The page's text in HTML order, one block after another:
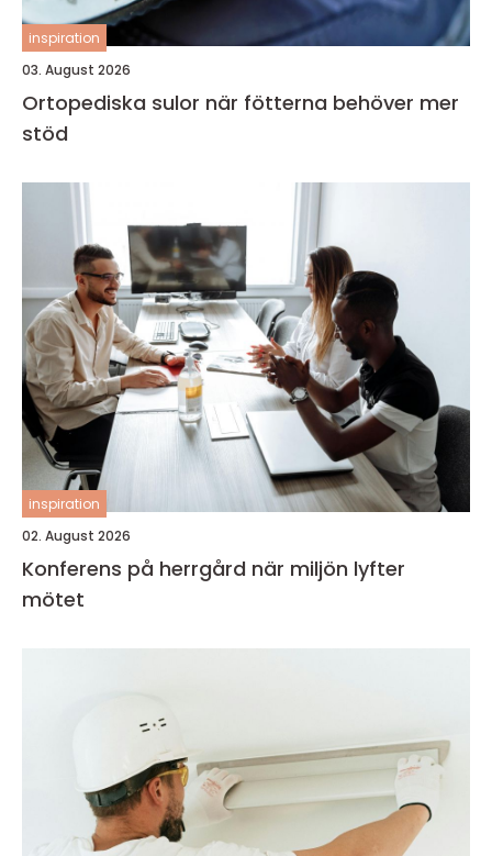
inspiration
03. August 2026
Ortopediska sulor när fötterna behöver mer
stöd
inspiration
02. August 2026
Konferens på herrgård när miljön lyfter
mötet